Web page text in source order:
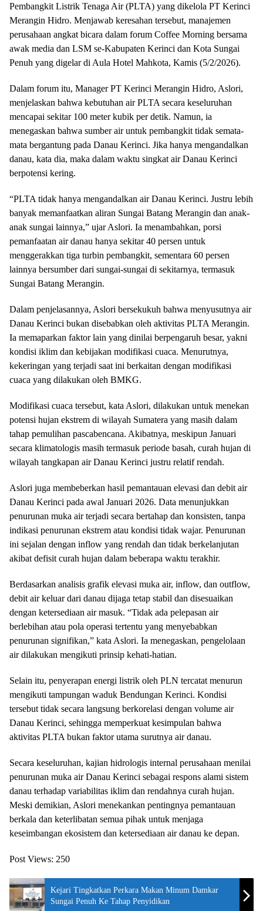
Pembangkit Listrik Tenaga Air (PLTA) yang dikelola PT Kerinci
Merangin Hidro. Menjawab keresahan tersebut, manajemen
perusahaan angkat bicara dalam forum Coffee Morning bersama
awak media dan LSM se-Kabupaten Kerinci dan Kota Sungai
Penuh yang digelar di Aula Hotel Mahkota, Kamis (5/2/2026).
Dalam forum itu, Manager PT Kerinci Merangin Hidro, Aslori,
menjelaskan bahwa kebutuhan air PLTA secara keseluruhan
mencapai sekitar 100 meter kubik per detik. Namun, ia
menegaskan bahwa sumber air untuk pembangkit tidak semata-
mata bergantung pada Danau Kerinci. Jika hanya mengandalkan
danau, kata dia, maka dalam waktu singkat air Danau Kerinci
berpotensi kering.
“PLTA tidak hanya mengandalkan air Danau Kerinci. Justru lebih
banyak memanfaatkan aliran Sungai Batang Merangin dan anak-
anak sungai lainnya,” ujar Aslori. Ia menambahkan, porsi
pemanfaatan air danau hanya sekitar 40 persen untuk
menggerakkan tiga turbin pembangkit, sementara 60 persen
lainnya bersumber dari sungai-sungai di sekitarnya, termasuk
Sungai Batang Merangin.
Dalam penjelasannya, Aslori bersekukuh bahwa menyusutnya air
Danau Kerinci bukan disebabkan oleh aktivitas PLTA Merangin.
Ia memaparkan faktor lain yang dinilai berpengaruh besar, yakni
kondisi iklim dan kebijakan modifikasi cuaca. Menurutnya,
kekeringan yang terjadi saat ini berkaitan dengan modifikasi
cuaca yang dilakukan oleh BMKG.
Modifikasi cuaca tersebut, kata Aslori, dilakukan untuk menekan
potensi hujan ekstrem di wilayah Sumatera yang masih dalam
tahap pemulihan pascabencana. Akibatnya, meskipun Januari
secara klimatologis masih termasuk periode basah, curah hujan di
wilayah tangkapan air Danau Kerinci justru relatif rendah.
Aslori juga membeberkan hasil pemantauan elevasi dan debit air
Danau Kerinci pada awal Januari 2026. Data menunjukkan
penurunan muka air terjadi secara bertahap dan konsisten, tanpa
indikasi penurunan ekstrem atau kondisi tidak wajar. Penurunan
ini sejalan dengan inflow yang rendah dan tidak berkelanjutan
akibat defisit curah hujan dalam beberapa waktu terakhir.
Berdasarkan analisis grafik elevasi muka air, inflow, dan outflow,
debit air keluar dari danau dijaga tetap stabil dan disesuaikan
dengan ketersediaan air masuk. “Tidak ada pelepasan air
berlebihan atau pola operasi tertentu yang menyebabkan
penurunan signifikan,” kata Aslori. Ia menegaskan, pengelolaan
air dilakukan mengikuti prinsip kehati-hatian.
Selain itu, penyerapan energi listrik oleh PLN tercatat menurun
mengikuti tampungan waduk Bendungan Kerinci. Kondisi
tersebut tidak secara langsung berkorelasi dengan volume air
Danau Kerinci, sehingga memperkuat kesimpulan bahwa
aktivitas PLTA bukan faktor utama surutnya air danau.
Secara keseluruhan, kajian hidrologis internal perusahaan menilai
penurunan muka air Danau Kerinci sebagai respons alami sistem
danau terhadap variabilitas iklim dan rendahnya curah hujan.
Meski demikian, Aslori menekankan pentingnya pemantauan
berkala dan keterlibatan semua pihak untuk menjaga
keseimbangan ekosistem dan ketersediaan air danau ke depan.
Post Views: 250
Kejari Tingkatkan Perkara Makan Minum Damkar
Sungai Penuh Ke Tahap Penyidikan